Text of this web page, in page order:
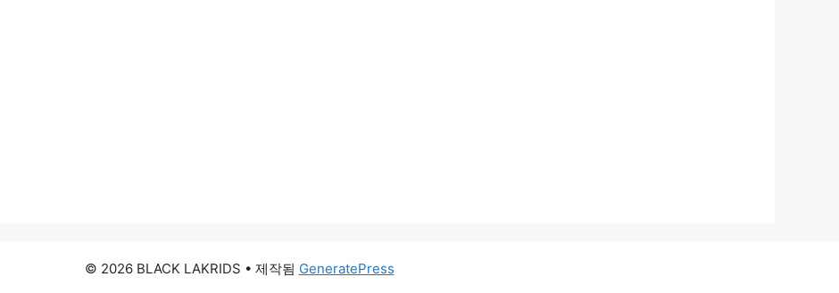
© 2026 BLACK LAKRIDS • 제작됨 GeneratePress